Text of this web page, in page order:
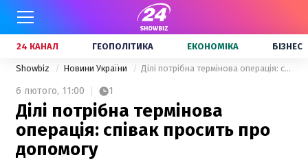
24 КАНАЛ ГЕОПОЛІТИКА ЕКОНОМІКА БІЗНЕС
Showbiz Новини України Ділі потрібна термінова операція: співак просить про допомогу
6 лютого, 11:00 1
Ділі потрібна термінова
операція: співак просить про
допомогу